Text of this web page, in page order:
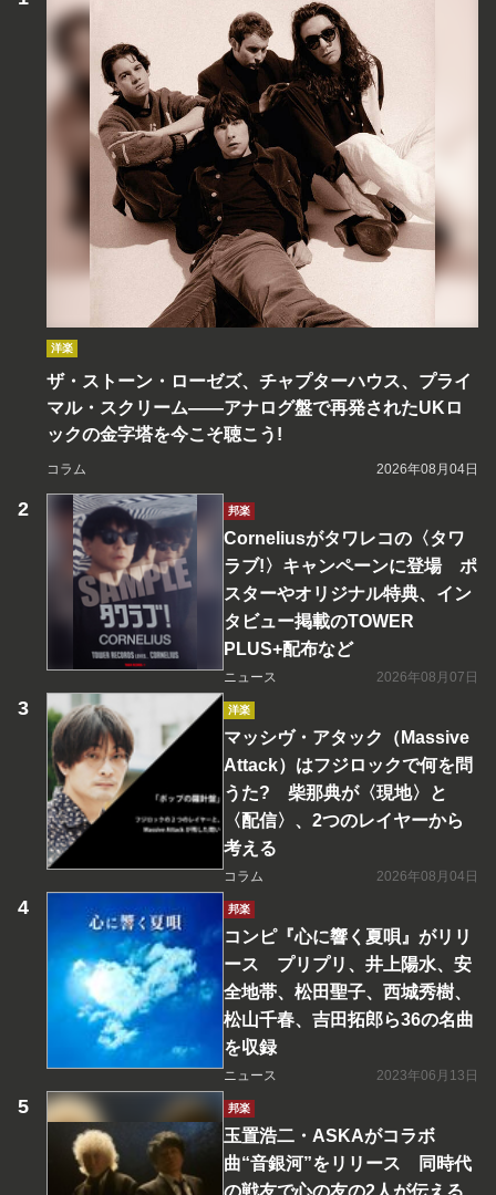
洋楽
ザ・ストーン・ローゼズ、チャプターハウス、プライ
マル・スクリーム――アナログ盤で再発されたUKロ
ックの金字塔を今こそ聴こう!
コラム 2026年08月04日
邦楽
Corneliusがタワレコの〈タワ
ラブ!〉キャンペーンに登場 ポ
スターやオリジナル特典、イン
タビュー掲載のTOWER
PLUS+配布など
ニュース 2026年08月07日
洋楽
マッシヴ・アタック（Massive
Attack）はフジロックで何を問
うた? 柴那典が〈現地〉と
〈配信〉、2つのレイヤーから
考える
コラム 2026年08月04日
邦楽
コンピ『心に響く夏唄』がリリ
ース プリプリ、井上陽水、安
全地帯、松田聖子、西城秀樹、
松山千春、吉田拓郎ら36の名曲
を収録
ニュース 2023年06月13日
邦楽
玉置浩二・ASKAがコラボ
曲“音銀河”をリリース 同時代
の戦友で心の友の2人が伝える